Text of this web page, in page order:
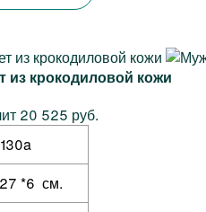
из крокодиловой кожи
20 525 руб.
*6 см.